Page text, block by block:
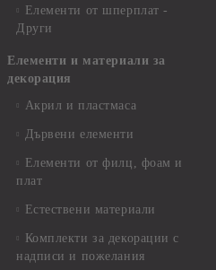
Елементи от шперплат -
Други
Елементи и материали за
декорация
Акрил и пластмаса
Дървени елементи
Елементи от филц, фоам и
плат
Естествени материали
Комплекти за декорации с
надписи и пожелания